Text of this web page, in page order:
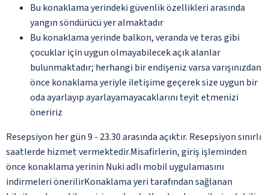
Bu konaklama yerindeki güvenlik özellikleri arasında
yangın söndürücü yer almaktadır
Bu konaklama yerinde balkon, veranda ve teras gibi
çocuklar için uygun olmayabilecek açık alanlar
bulunmaktadır; herhangi bir endişeniz varsa varışınızdan
önce konaklama yeriyle iletişime geçerek size uygun bir
oda ayarlayıp ayarlayamayacaklarını teyit etmenizi
öneririz
Resepsiyon her gün 9 - 23.30 arasında açıktır. Resepsiyon sınırlı
saatlerde hizmet vermektedir.Misafirlerin, giriş işleminden
önce konaklama yerinin Nuki adlı mobil uygulamasını
indirmeleri önerilirKonaklama yeri tarafından sağlanan